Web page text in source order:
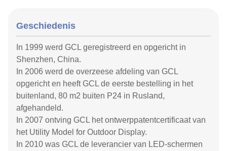
Geschiedenis
In 1999 werd GCL geregistreerd en opgericht in
Shenzhen, China.
In 2006 werd de overzeese afdeling van GCL
opgericht en heeft GCL de eerste bestelling in het
buitenland, 80 m2 buiten P24 in Rusland,
afgehandeld.
In 2007 ontving GCL het ontwerppatentcertificaat van
het Utility Model for Outdoor Display.
In 2010 was GCL de leverancier van LED-schermen